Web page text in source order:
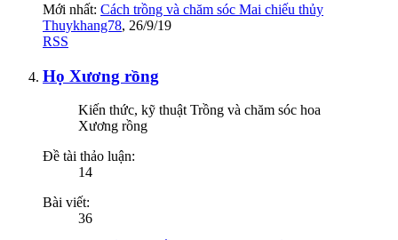
Mới nhất: Cách trồng và chăm sóc Mai chiếu thủy
Thuykhang78, 26/9/19
RSS
Họ Xương rồng
Kiến thức, kỹ thuật Trồng và chăm sóc hoa
Xương rồng
Đề tài thảo luận:
14
Bài viết:
36